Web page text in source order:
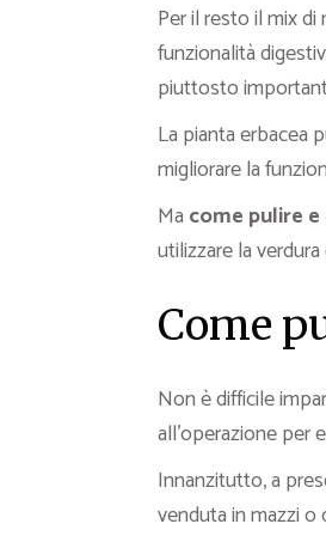
Per il resto il mix
funzionalità
piuttosto
La pianta erbacea
migliorare la
Ma come pulire
utilizzare la
Come
Non è difficile
all’operazione per
Innanzitutto, a
venduta in mazzi o